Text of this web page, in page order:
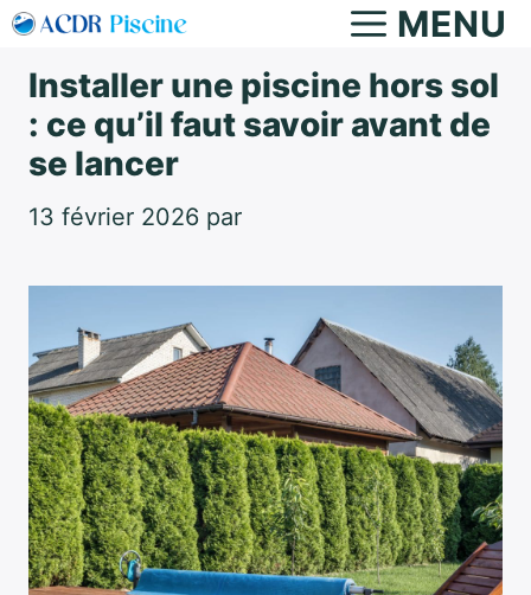
Aller
contenu
MENU
Installer une piscine hors sol
: ce qu’il faut savoir avant de
se lancer
13 février 2026 par